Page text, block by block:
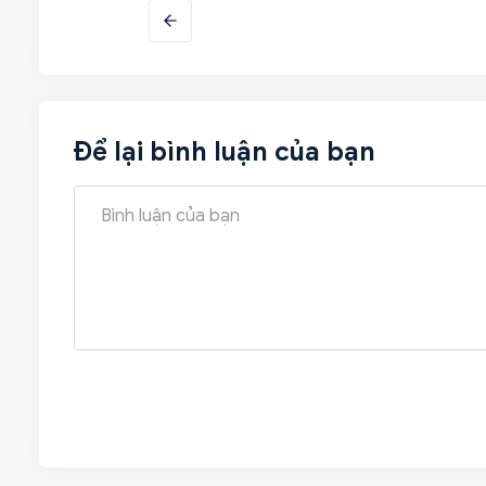
Để lại bình luận của bạn